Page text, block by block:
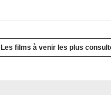
Les films à venir les plus